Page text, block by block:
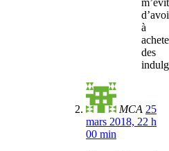
à
des
MCA 25
mars 2018, 22 h
00 min